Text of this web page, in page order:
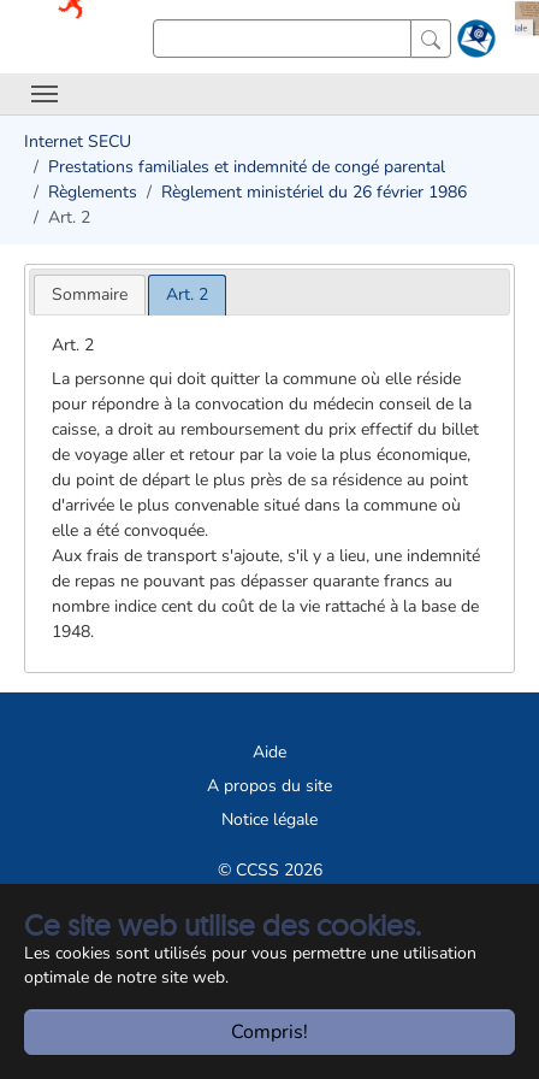
Ce site web utilise des cookies.
Les cookies sont utilisés pour vous permettre une utilisation
optimale de notre site web.
Compris!
Internet SECU
Prestations familiales et indemnité de congé parental
Règlements
Règlement ministériel du 26 février 1986
Art. 2
Sommaire Art. 2
Art. 2
La personne qui doit quitter la commune où elle réside
pour répondre à la convocation du médecin conseil de la
caisse, a droit au remboursement du prix effectif du billet
de voyage aller et retour par la voie la plus économique,
du point de départ le plus près de sa résidence au point
d'arrivée le plus convenable situé dans la commune où
elle a été convoquée.
Aux frais de transport s'ajoute, s'il y a lieu, une indemnité
de repas ne pouvant pas dépasser quarante francs au
nombre indice cent du coût de la vie rattaché à la base de
1948.
Aide
A propos du site
Notice légale
© CCSS 2026